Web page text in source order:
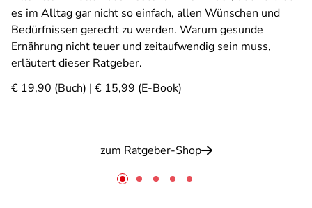
es im Alltag gar nicht so einfach, allen Wünschen und
Bedürfnissen gerecht zu werden. Warum gesunde
Ernährung nicht teuer und zeitaufwendig sein muss,
erläutert dieser Ratgeber.
€ 19,90 (Buch) | € 15,99 (E-Book)
zum Ratgeber-Shop